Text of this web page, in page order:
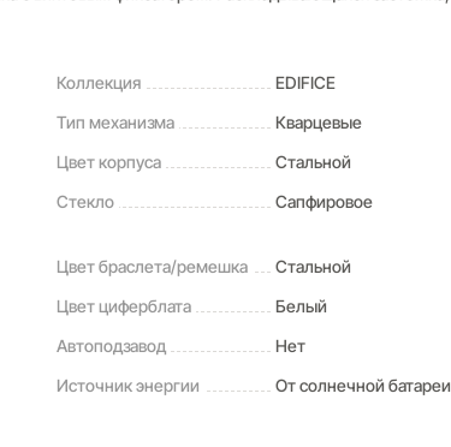
Коллекция
EDIFICE
Тип механизма
Кварцевые
Цвет корпуса
Стальной
Стекло
Сапфировое
Цвет браслета/ремешка
Стальной
Цвет циферблата
Белый
Автоподзавод
Нет
Источник энергии
От солнечной батареи